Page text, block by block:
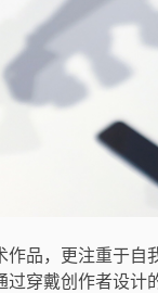
作品，更注重于
过穿戴创作者设